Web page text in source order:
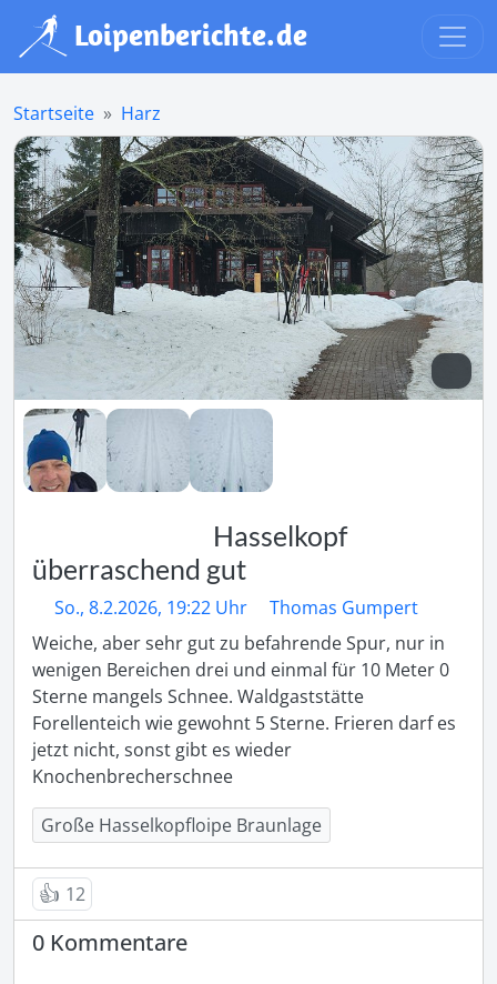
Startseite Harz
Hasselkopf
überraschend gut
So., 8.2.2026, 19:22 Uhr
Thomas Gumpert
Weiche, aber sehr gut zu befahrende Spur, nur in
wenigen Bereichen drei und einmal für 10 Meter 0
Sterne mangels Schnee. Waldgaststätte
Forellenteich wie gewohnt 5 Sterne. Frieren darf es
jetzt nicht, sonst gibt es wieder
Knochenbrecherschnee
Große Hasselkopfloipe Braunlage
👍 12
0 Kommentare